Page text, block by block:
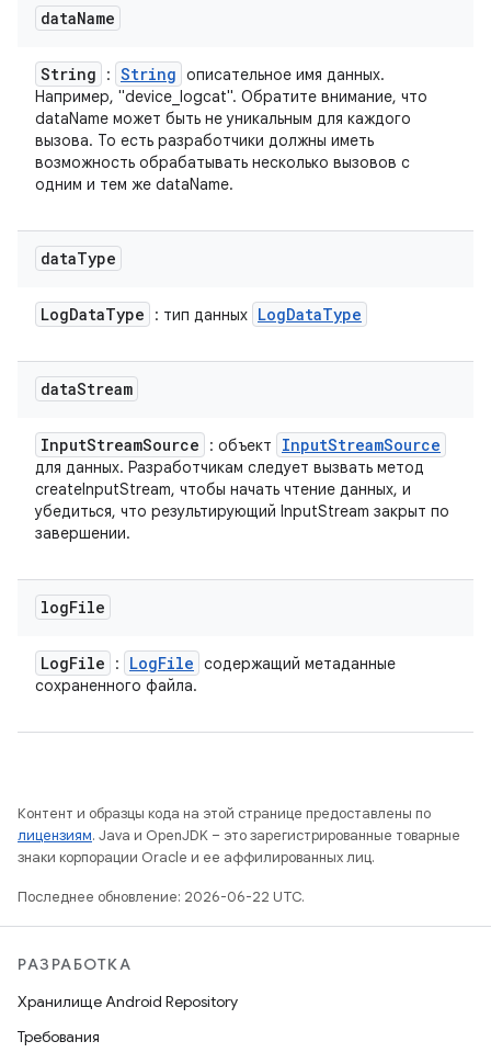
dataName
String : String описательное имя данных.
Например, "device_logcat". Обратите внимание, что
dataName может быть не уникальным для каждого
вызова. То есть разработчики должны иметь
возможность обрабатывать несколько вызовов с
одним и тем же dataName.
dataType
LogDataType : тип данных LogDataType
dataStream
InputStreamSource : объект InputStreamSource
для данных. Разработчикам следует вызвать метод
createInputStream, чтобы начать чтение данных, и
убедиться, что результирующий InputStream закрыт по
завершении.
logFile
LogFile : LogFile содержащий метаданные
сохраненного файла.
Контент и образцы кода на этой странице предоставлены по
лицензиям. Java и OpenJDK – это зарегистрированные товарные
знаки корпорации Oracle и ее аффилированных лиц.
Последнее обновление: 2026-06-22 UTC.
РАЗРАБОТКА
Хранилище Android Repository
Требования